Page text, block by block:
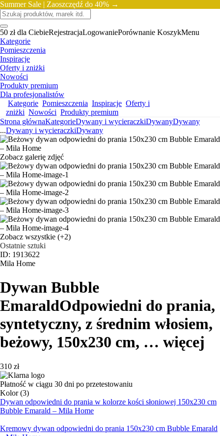
Summer Sale | Zaoszczędź do 40% →
50 zł dla CiebieRejestracjaLogowaniePorównanie KoszykMenu
Kategorie
Pomieszczenia
Inspiracje
Oferty i zniżki
Nowości
Produkty premium
Dla profesjonalistów
Kategorie Pomieszczenia Inspiracje Oferty i
zniżki Nowości Produkty premium
Strona głównaKategorieDywany i wycieraczkiDywanyDywany
...Dywany i wycieraczkiDywany
Zobacz galerię zdjęć
Zobacz wszystkie (+2)
Ostatnie sztuki
ID: 1913622
Mila Home
Dywan Bubble
EmaraldOdpowiedni do prania,
syntetyczny, z średnim włosiem,
beżowy, 150x230 cm, … więcej
310 zł
Płatność w ciągu 30 dni po przetestowaniu
Kolor (3)
Dywan odpowiedni do prania w kolorze kości słoniowej 150x230 cm
Bubble Emarald – Mila Home
Kremowy dywan odpowiedni do prania 150x230 cm Bubble Emarald